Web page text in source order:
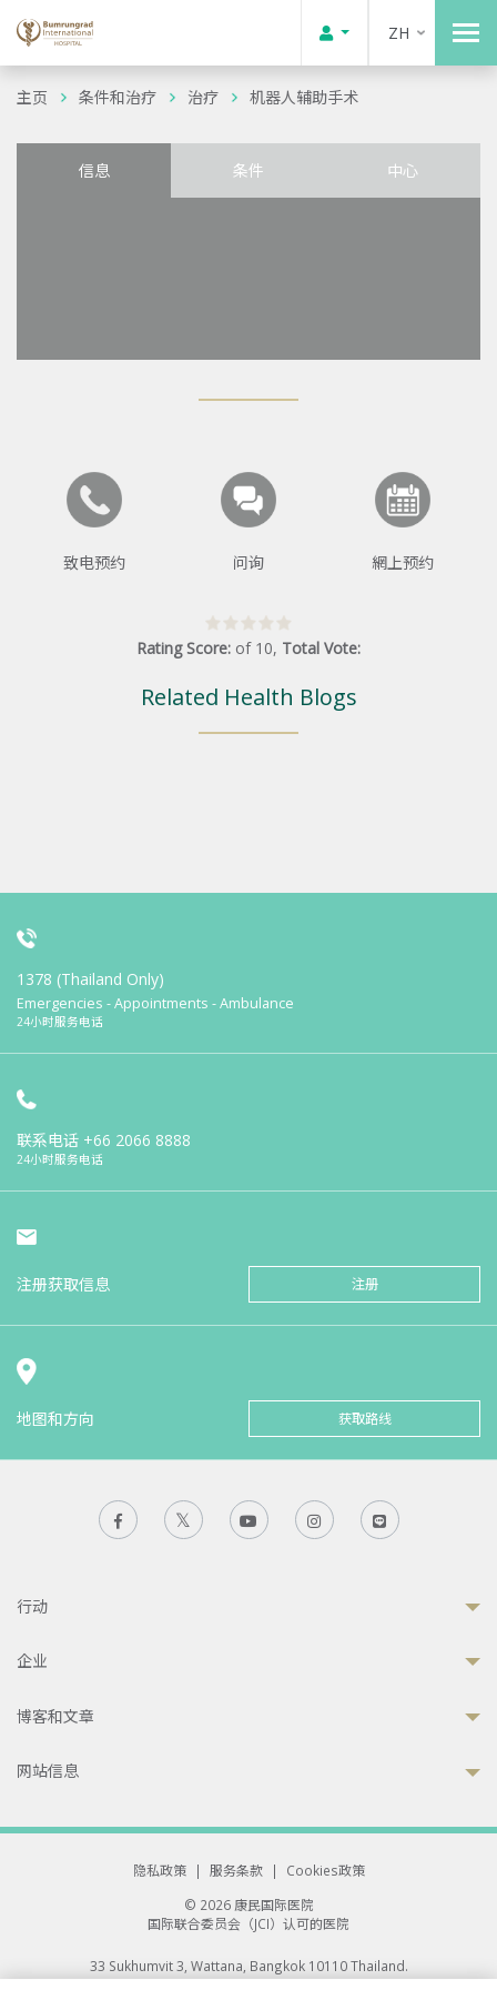
ZH
主页 条件和治疗 治疗 机器人辅助手术
信息 条件 中心
致电预约 问询 網上预约
Rating Score: of 10, Total Vote:
Related Health Blogs
1378 (Thailand Only)
Emergencies - Appointments - Ambulance
24小时服务电话
联系电话 +66 2066 8888
24小时服务电话
注册获取信息 注册
地图和方向 获取路线
行动
企业
博客和文章
网站信息
隐私政策 | 服务条款 |
Cookies政策
© 2026 康民国际医院
国际联合委员会（JCI）认可的医院
33 Sukhumvit 3, Wattana, Bangkok 10110 Thailand.
All rights reserved.